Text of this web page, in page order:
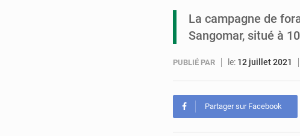
La campagne de
Sangomar, situé à
PUBLIÉ PAR le: 12 juillet 2021
Partager sur Facebook